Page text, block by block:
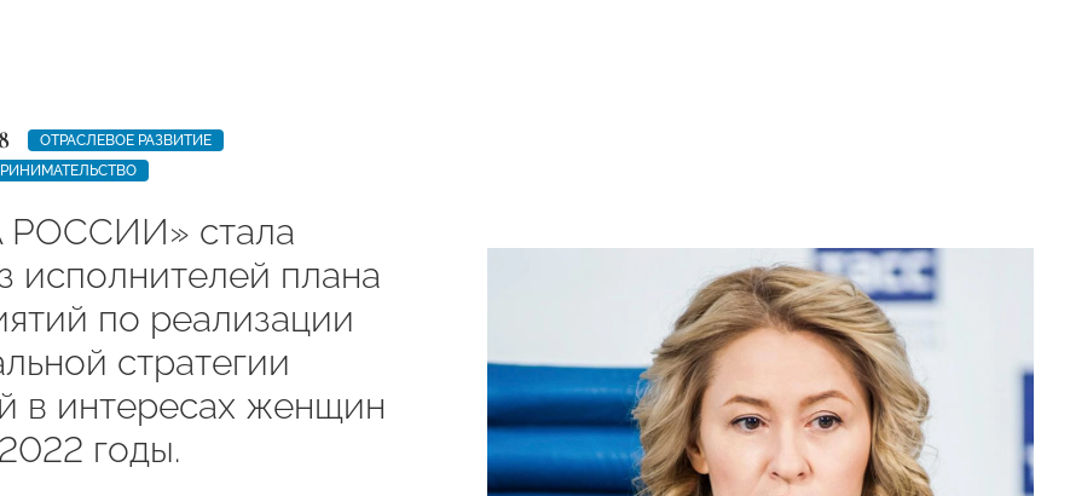
ОТРАСЛЕВОЕ РАЗВИТИЕ
стала
исполнителей плана
по реализации
стратегии
в интересах женщин
годы.